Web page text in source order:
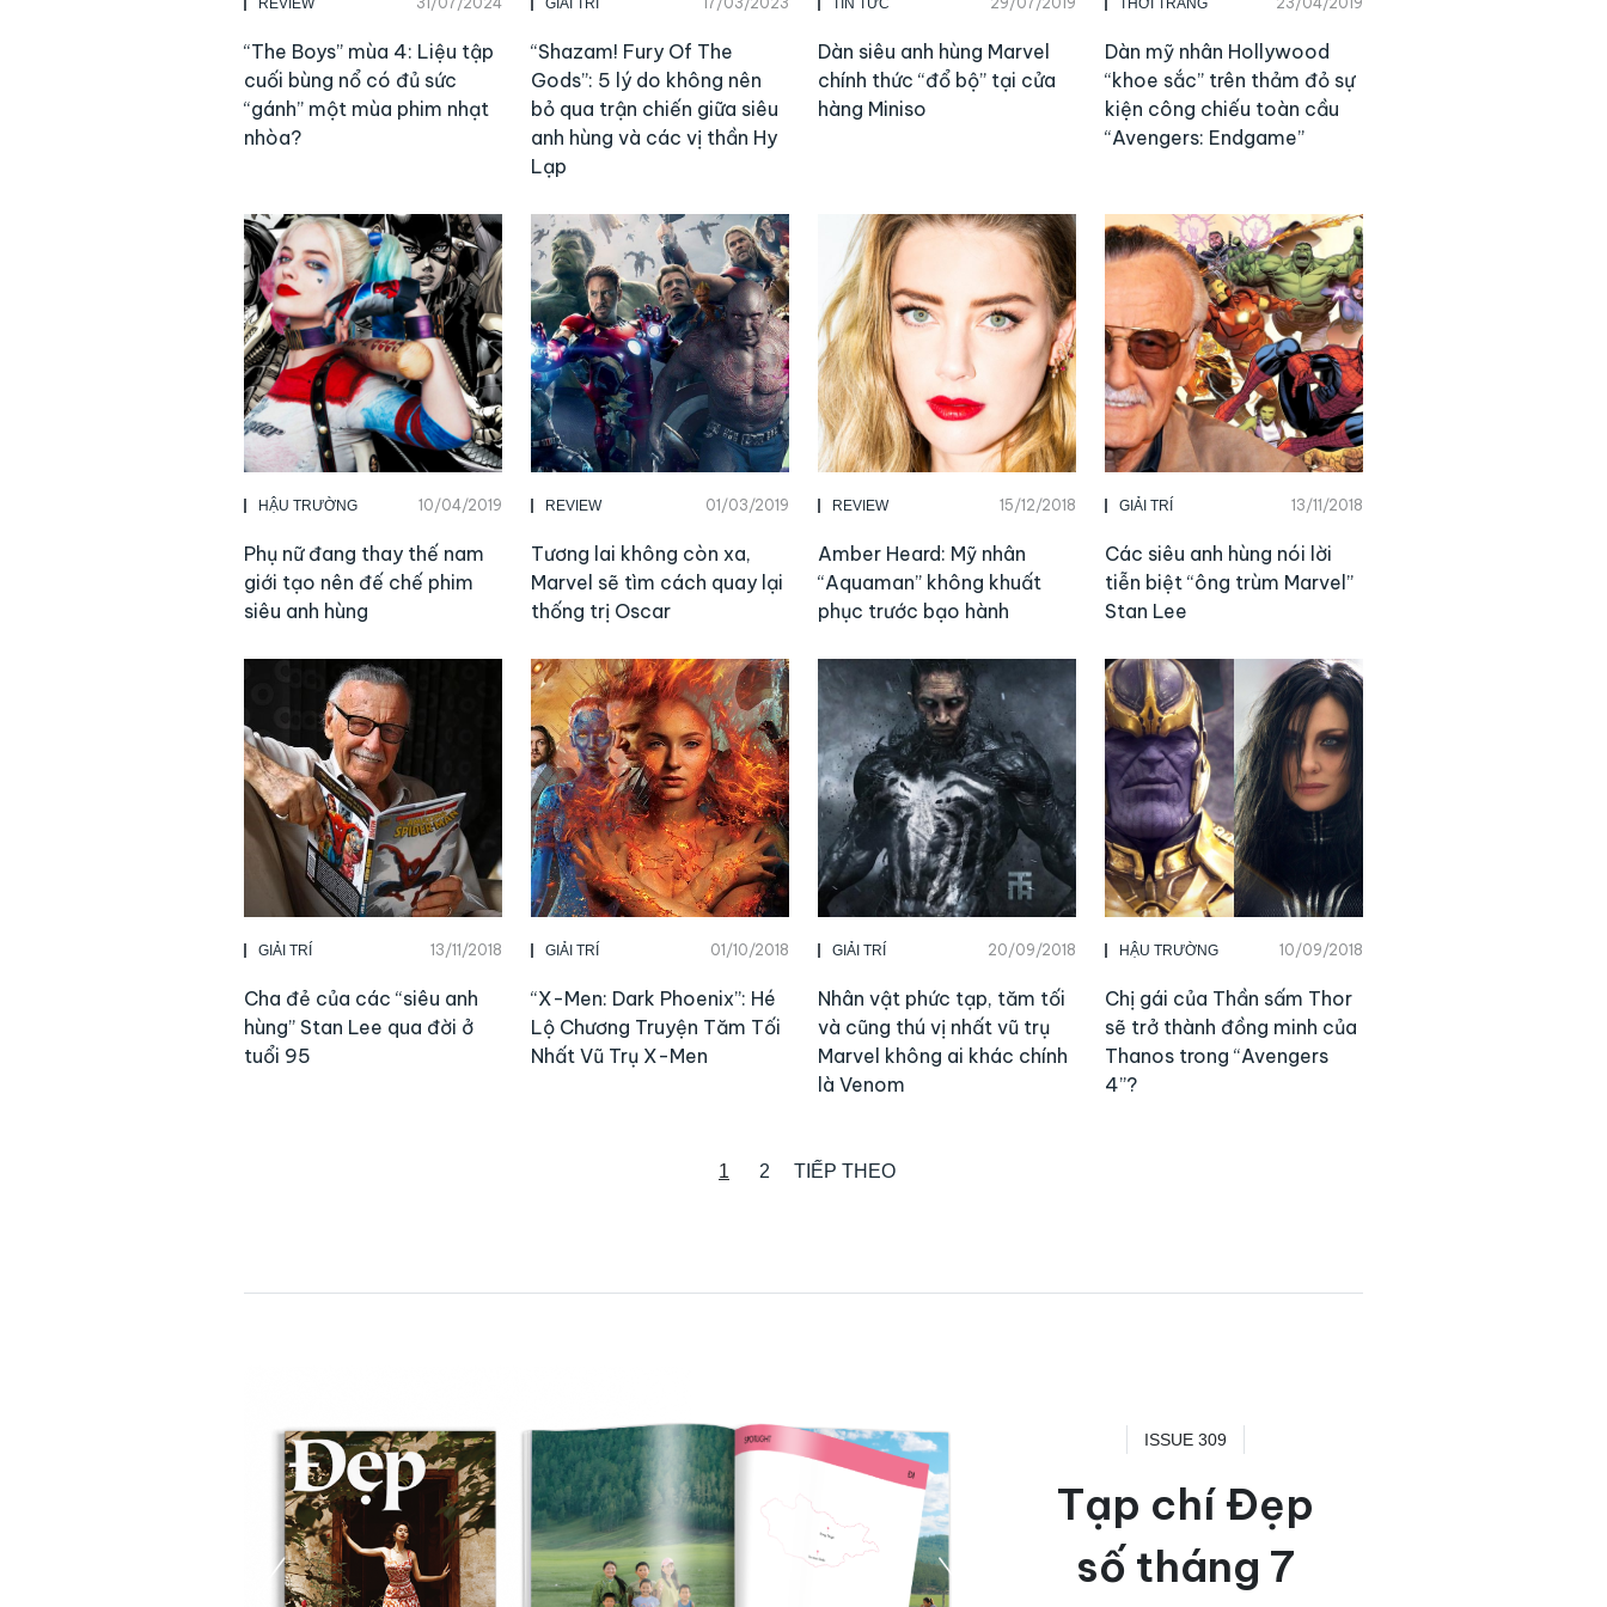
“The Boys” mùa 4: Liệu tập
cuối bùng nổ có đủ sức
“gánh” một mùa phim nhạt
nhòa?
“Shazam! Fury Of The
Gods”: 5 lý do không nên
bỏ qua trận chiến giữa siêu
anh hùng và các vị thần Hy
Lạp
Dàn siêu anh hùng Marvel
chính thức “đổ bộ” tại cửa
hàng Miniso
Dàn mỹ nhân Hollywood
“khoe sắc” trên thảm đỏ sự
kiện công chiếu toàn cầu
“Avengers: Endgame”
HẬU TRƯỜNG 10/04/2019
Phụ nữ đang thay thế nam
giới tạo nên đế chế phim
siêu anh hùng
REVIEW 01/03/2019
Tương lai không còn xa,
Marvel sẽ tìm cách quay lại
thống trị Oscar
REVIEW 15/12/2018
Amber Heard: Mỹ nhân
“Aquaman” không khuất
phục trước bạo hành
GIẢI TRÍ 13/11/2018
Các siêu anh hùng nói lời
tiễn biệt “ông trùm Marvel”
Stan Lee
GIẢI TRÍ 13/11/2018
Cha đẻ của các “siêu anh
hùng” Stan Lee qua đời ở
tuổi 95
GIẢI TRÍ 01/10/2018
“X-Men: Dark Phoenix”: Hé
Lộ Chương Truyện Tăm Tối
Nhất Vũ Trụ X-Men
GIẢI TRÍ 20/09/2018
Nhân vật phức tạp, tăm tối
và cũng thú vị nhất vũ trụ
Marvel không ai khác chính
là Venom
HẬU TRƯỜNG 10/09/2018
Chị gái của Thần sấm Thor
sẽ trở thành đồng minh của
Thanos trong “Avengers
4”?
1 2 TIẾP THEO
ISSUE 309
Tạp chí Đẹp
số tháng 7